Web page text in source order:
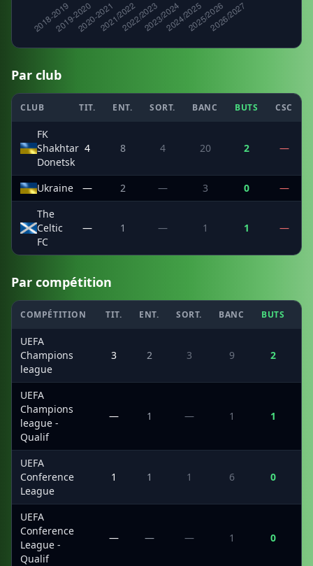
Par club
CLUB TIT. ENT. SORT. BANC BUTS CSC
FK
Shakhtar
Donetsk
4 8 4 20 2 —
Ukraine — 2 — 3 0
—
The
Celtic
FC
— 1 — 1 1 —
Par compétition
COMPÉTITION TIT. ENT. SORT. BANC BUTS
UEFA
Champions
league
3 2 3 9 2
UEFA
Champions
league -
Qualif
— 1 — 1 1
UEFA
Conference
League
1 1 1 6 0
UEFA
Conference
League -
Qualif
— — — 1 0